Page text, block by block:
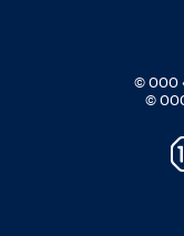
© ООО
©